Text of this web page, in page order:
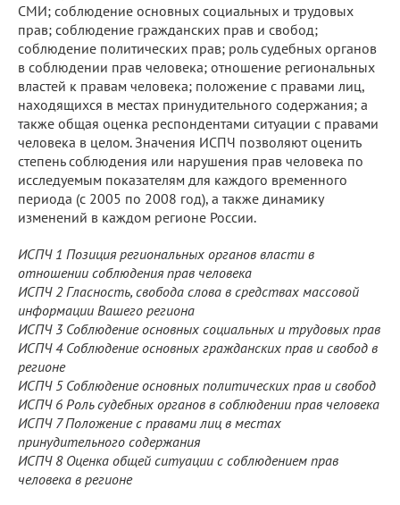
СМИ; соблюдение основных социальных и трудовых
прав; соблюдение гражданских прав и свобод;
соблюдение политических прав; роль судебных органов
в соблюдении прав человека; отношение региональных
властей к правам человека; положение с правами лиц,
находящихся в местах принудительного содержания; а
также общая оценка респондентами ситуации с правами
человека в целом. Значения ИСПЧ позволяют оценить
степень соблюдения или нарушения прав человека по
исследуемым показателям для каждого временного
периода (с 2005 по 2008 год), а также динамику
изменений в каждом регионе России.
ИСПЧ 1 Позиция региональных органов власти в
отношении соблюдения прав человека
ИСПЧ 2 Гласность, свобода слова в средствах массовой
информации Вашего региона
ИСПЧ 3 Соблюдение основных социальных и трудовых прав
ИСПЧ 4 Соблюдение основных гражданских прав и свобод в
регионе
ИСПЧ 5 Соблюдение основных политических прав и свобод
ИСПЧ 6 Роль судебных органов в соблюдении прав человека
ИСПЧ 7 Положение с правами лиц в местах
принудительного содержания
ИСПЧ 8 Оценка общей ситуации с соблюдением прав
человека в регионе